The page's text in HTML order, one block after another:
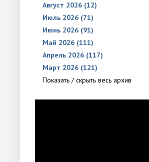
Август 2026 (12)
Июль 2026 (71)
Июнь 2026 (91)
Май 2026 (111)
Апрель 2026 (117)
Март 2026 (121)
Показать / скрыть весь архив